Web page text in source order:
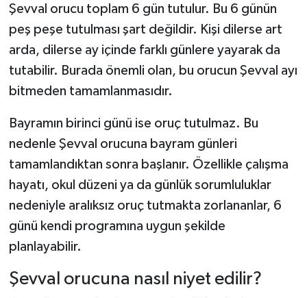
Şevval orucu toplam 6 gün tutulur. Bu 6 günün
peş peşe tutulması şart değildir. Kişi dilerse art
arda, dilerse ay içinde farklı günlere yayarak da
tutabilir. Burada önemli olan, bu orucun Şevval ayı
bitmeden tamamlanmasıdır.
Bayramın birinci günü ise oruç tutulmaz. Bu
nedenle Şevval orucuna bayram günleri
tamamlandıktan sonra başlanır. Özellikle çalışma
hayatı, okul düzeni ya da günlük sorumluluklar
nedeniyle aralıksız oruç tutmakta zorlananlar, 6
günü kendi programına uygun şekilde
planlayabilir.
Şevval orucuna nasıl niyet edilir?